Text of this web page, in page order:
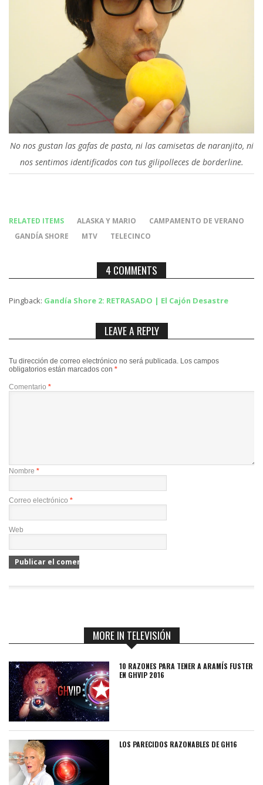
No nos gustan las gafas de pasta, ni las camisetas de naranjito, ni
nos sentimos identificados con tus gilipolleces de borderline.
RELATED ITEMS ALASKA Y MARIO
CAMPAMENTO DE VERANO
GANDÍA SHORE
MTV TELECINCO
4 COMMENTS
Pingback: Gandía Shore 2: RETRASADO | El Cajón Desastre
LEAVE A REPLY
Tu dirección de correo electrónico no será publicada. Los campos
obligatorios están marcados con *
Comentario *
Nombre *
Correo electrónico *
Web
MORE IN TELEVISIÓN
10 RAZONES PARA TENER A ARAMÍS FUSTER
EN GHVIP 2016
LOS PARECIDOS RAZONABLES DE GH16